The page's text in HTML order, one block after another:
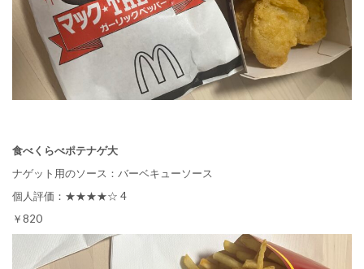
食べくらべポテナゲ大
ナゲット用のソース：バーベキューソース
個人評価：★★★★☆ 4
￥820